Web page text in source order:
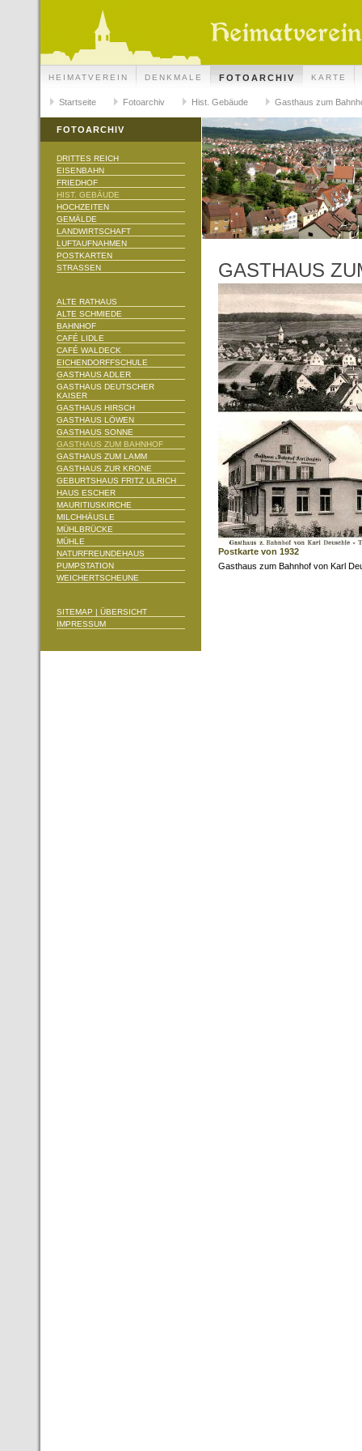
HEIMATVEREIN DENKMALE FOTOARCHIV KARTE
Startseite Fotoarchiv Hist. Gebäude Gasthaus zum
FOTOARCHIV
DRITTES REICH
EISENBAHN
FRIEDHOF
HIST. GEBÄUDE
HOCHZEITEN
GEMÄLDE
LANDWIRTSCHAFT
LUFTAUFNAHMEN
POSTKARTEN
STRASSEN
ALTE RATHAUS
ALTE SCHMIEDE
BAHNHOF
CAFÉ LIDLE
CAFÉ WALDECK
EICHENDORFFSCHULE
GASTHAUS ADLER
GASTHAUS DEUTSCHER
KAISER
GASTHAUS HIRSCH
GASTHAUS LÖWEN
GASTHAUS SONNE
GASTHAUS ZUM BAHNHOF
GASTHAUS ZUM LAMM
GASTHAUS ZUR KRONE
GEBURTSHAUS FRITZ ULRICH
HAUS ESCHER
MAURITIUSKIRCHE
MILCHHÄUSLE
MÜHLBRÜCKE
MÜHLE
NATURFREUNDEHAUS
PUMPSTATION
WEICHERTSCHEUNE
SITEMAP | ÜBERSICHT
IMPRESSUM
GASTHAUS
Postkarte von 1932
Gasthaus zum Bahnhof von Karl